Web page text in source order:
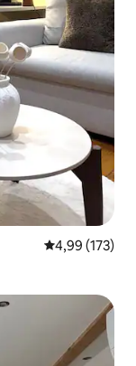
Средна
4,99 (173)